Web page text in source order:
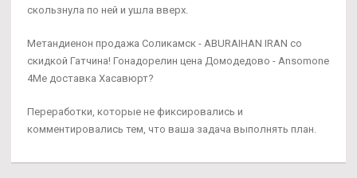
скользнула по ней и ушла вверх.
Метандиенон продажа Соликамск - ABURAIHAN IRAN со
скидкой Гатчина! Гонадорелин цена Домодедово - Ansomone
4Me доставка Хасавюрт?
Переработки, которые не фиксировались и
комментировались тем, что ваша задача выполнять план.